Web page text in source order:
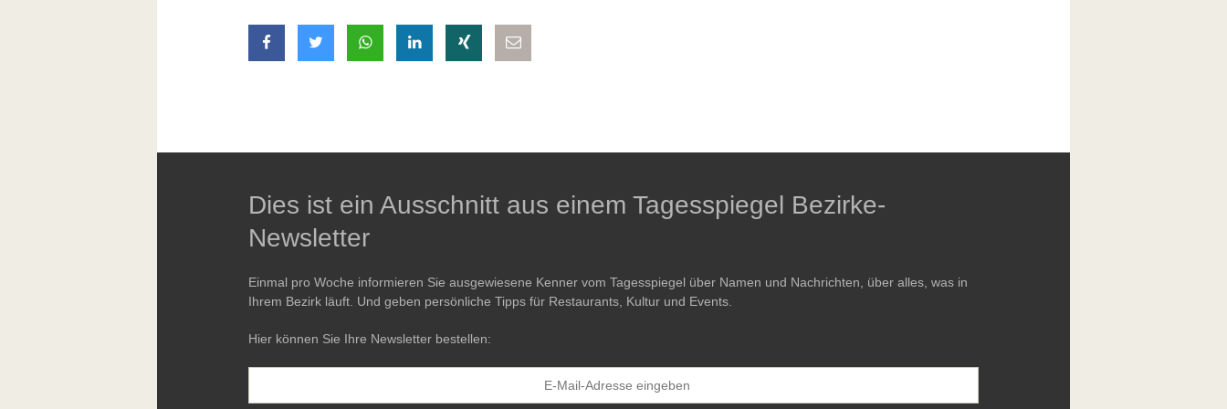
auf Facebook teilen
auf Twitter teilen
mit Whatsapp teilen
auf LinkedIn teilen
auf Xing teilenper E-Mail teilen
Dies ist ein Ausschnitt aus einem Tagesspiegel Bezirke-
Newsletter
Einmal pro Woche informieren Sie ausgewiesene Kenner vom Tagesspiegel über Namen und Nachrichten, über alles, was in
Ihrem Bezirk läuft. Und geben persönliche Tipps für Restaurants, Kultur und Events.
Hier können Sie Ihre Newsletter bestellen: